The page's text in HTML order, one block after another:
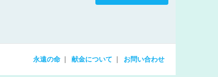
永遠の命 献金について お問い合わせ